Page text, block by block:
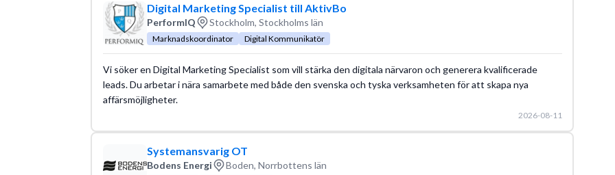
Digital Marketing Specialist till AktivBo
PerformIQ Stockholm, Stockholms län
Marknadskoordinator Digital Kommunikatör
Vi söker en Digital Marketing Specialist som vill stärka den digitala närvaron och generera kvalificerade
leads. Du arbetar i nära samarbete med både den svenska och tyska verksamheten för att skapa nya
affärsmöjligheter.
2026-08-11
Systemansvarig OT
Bodens Energi Boden, Norrbottens län